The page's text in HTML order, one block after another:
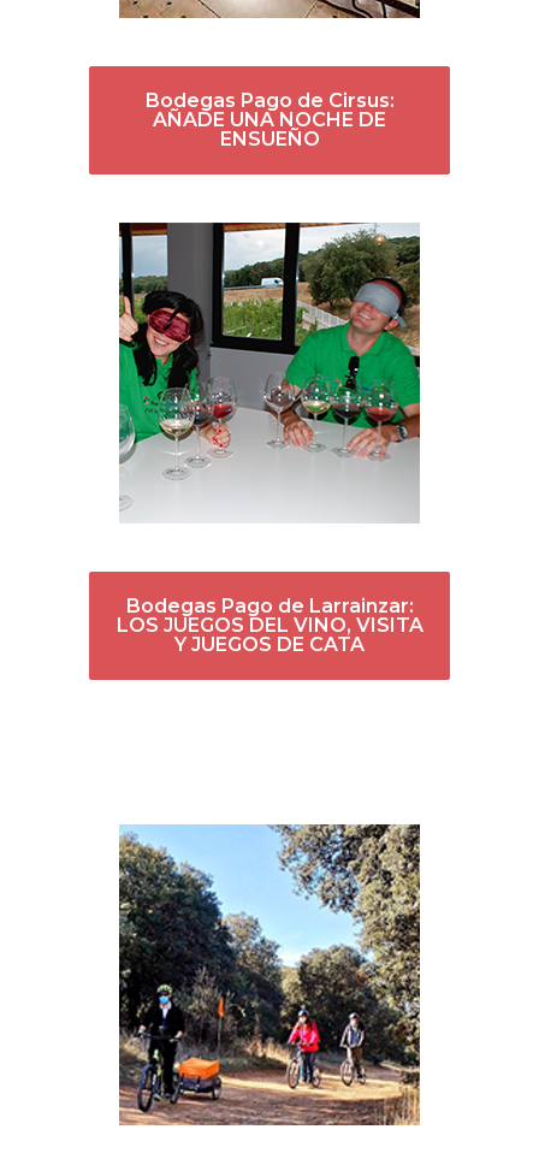
Bodegas Pago de Cirsus:
AÑADE UNA NOCHE DE
ENSUEÑO
Bodegas Pago de Larrainzar:
LOS JUEGOS DEL VINO, VISITA
Y JUEGOS DE CATA